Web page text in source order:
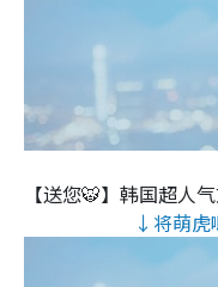
【送您🐯】韩国超人
↓将萌虎